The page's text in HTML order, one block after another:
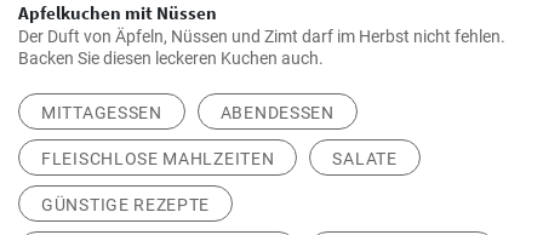
Apfelkuchen mit Nüssen
Der Duft von Äpfeln, Nüssen und Zimt darf im Herbst nicht fehlen.
Backen Sie diesen leckeren Kuchen auch.
MITTAGESSEN ABENDESSEN
FLEISCHLOSE MAHLZEITEN SALATE
GÜNSTIGE REZEPTE